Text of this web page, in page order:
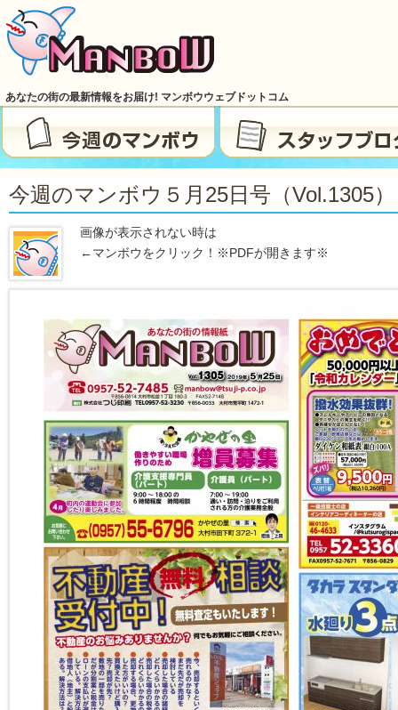
あなたの街の最新情報をお届け! マンボウウェブドットコム
今週のマンボウ５月25日号（vol.1305）
画像が表示されない時は
←マンボウをクリック！※PDFが開きます※